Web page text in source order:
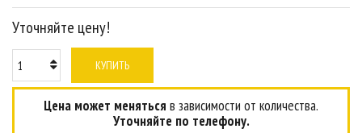
Уточняйте цену!
КУПИТЬ
Цена может меняться в зависимости от количества.
Уточняйте по телефону.